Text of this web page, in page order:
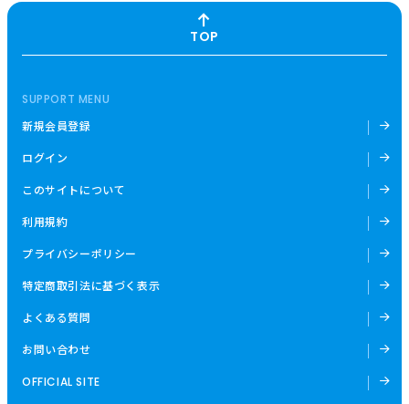
TOP
SUPPORT MENU
新規会員登録
ログイン
このサイトについて
利用規約
プライバシーポリシー
特定商取引法に基づく表示
よくある質問
お問い合わせ
OFFICIAL SITE